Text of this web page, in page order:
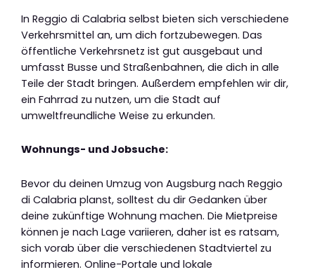
In Reggio di Calabria selbst bieten sich verschiedene
Verkehrsmittel an, um dich fortzubewegen. Das
öffentliche Verkehrsnetz ist gut ausgebaut und
umfasst Busse und Straßenbahnen, die dich in alle
Teile der Stadt bringen. Außerdem empfehlen wir dir,
ein Fahrrad zu nutzen, um die Stadt auf
umweltfreundliche Weise zu erkunden.
Wohnungs- und Jobsuche:
Bevor du deinen Umzug von Augsburg nach Reggio
di Calabria planst, solltest du dir Gedanken über
deine zukünftige Wohnung machen. Die Mietpreise
können je nach Lage variieren, daher ist es ratsam,
sich vorab über die verschiedenen Stadtviertel zu
informieren. Online-Portale und lokale